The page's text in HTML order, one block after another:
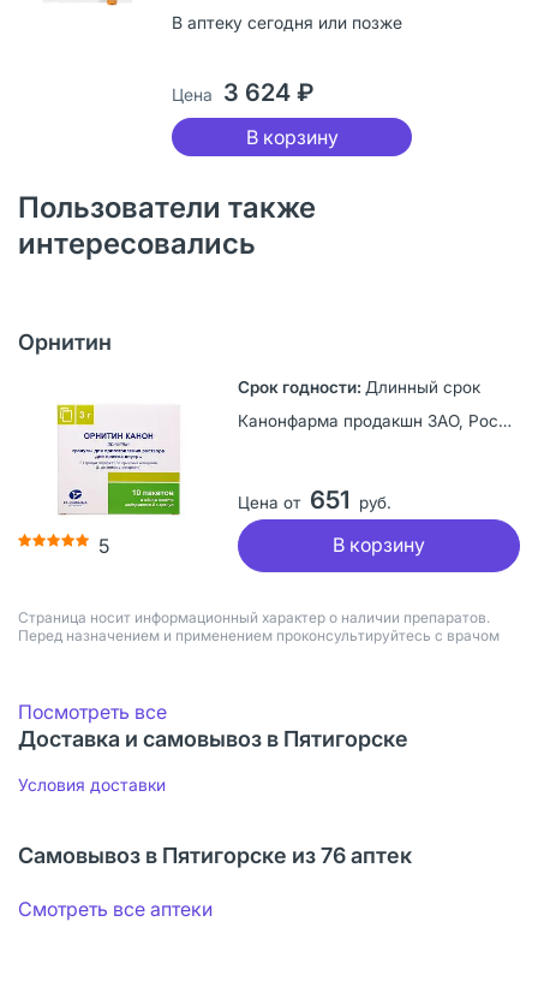
В аптеку сегодня или позже
Цена 3 624 ₽
В корзину
Пользователи также
интересовались
Орнитин
5
Длинный срок
Канонфарма продакшн ЗАО, Россия
Цена от 651 руб.
В корзину
Страница носит информационный характер о наличии препаратов.
Перед назначением и применением проконсультируйтесь с врачом
Посмотреть все
Доставка и самовывоз в Пятигорске
Условия доставки
Самовывоз в Пятигорске из 76 аптек
Смотреть все аптеки